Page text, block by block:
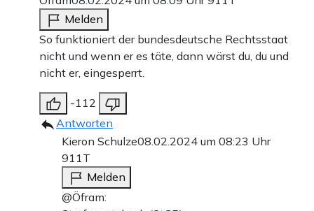
Melden
So funktioniert der bundesdeutsche Rechtsstaat
nicht und wenn er es täte, dann wärst du, du und
nicht er, eingesperrt.
-112
Antworten
Kieron Schulze08.02.2024 um 08:23 Uhr
911T
Melden
@Öfram: